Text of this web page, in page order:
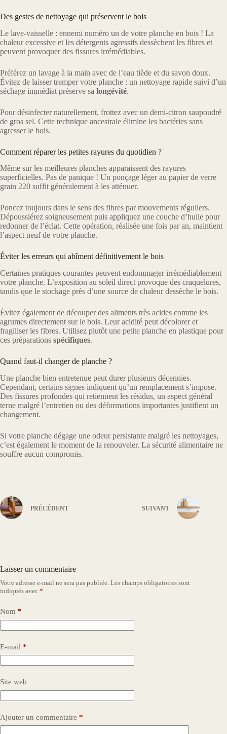
Des gestes de nettoyage qui préservent le bois
Le lave-vaisselle : ennemi numéro un de votre planche en bois ! La
chaleur excessive et les détergents agressifs dessèchent les fibres et
peuvent provoquer des fissures irrémédiables.
Préférez un lavage à la main avec de l’eau tiède et du savon doux.
Évitez de laisser tremper votre planche : un nettoyage rapide suivi d’un
séchage immédiat préserve sa longévité.
Pour désinfecter naturellement, frottez avec un demi-citron saupoudré
de gros sel. Cette technique ancestrale élimine les bactéries sans
agresser le bois.
Comment réparer les petites rayures du quotidien ?
Même sur les meilleures planches apparaissent des rayures
superficielles. Pas de panique ! Un ponçage léger au papier de verre
grain 220 suffit généralement à les atténuer.
Poncez toujours dans le sens des fibres par mouvements réguliers.
Dépoussiérez soigneusement puis appliquez une couche d’huile pour
redonner de l’éclat. Cette opération, réalisée une fois par an, maintient
l’aspect neuf de votre planche.
Éviter les erreurs qui abîment définitivement le bois
Certaines pratiques courantes peuvent endommager irrémédiablement
votre planche. L’exposition au soleil direct provoque des craquelures,
tandis que le stockage près d’une source de chaleur dessèche le bois.
Évitez également de découper des aliments très acides comme les
agrumes directement sur le bois. Leur acidité peut décolorer et
fragiliser les fibres. Utilisez plutôt une petite planche en plastique pour
ces préparations spécifiques.
Quand faut-il changer de planche ?
Une planche bien entretenue peut durer plusieurs décennies.
Cependant, certains signes indiquent qu’un remplacement s’impose.
Des fissures profondes qui retiennent les résidus, un aspect général
terne malgré l’entretien ou des déformations importantes justifient un
changement.
Si votre planche dégage une odeur persistante malgré les nettoyages,
c’est également le moment de la renouveler. La sécurité alimentaire ne
souffre aucun compromis.
PRÉCÉDENT SUIVANT
Laisser un commentaire
Votre adresse e-mail ne sera pas publiée. Les champs obligatoires sont
indiqués avec *
Nom *
E-mail *
Site web
Ajouter un commentaire *